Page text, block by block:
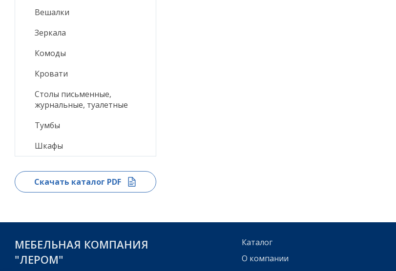
Вешалки
Зеркала
Комоды
Кровати
Столы письменные,
журнальные, туалетные
Тумбы
Шкафы
Скачать каталог PDF
МЕБЕЛЬНАЯ КОМПАНИЯ
"ЛЕРОМ"
Каталог
О компании